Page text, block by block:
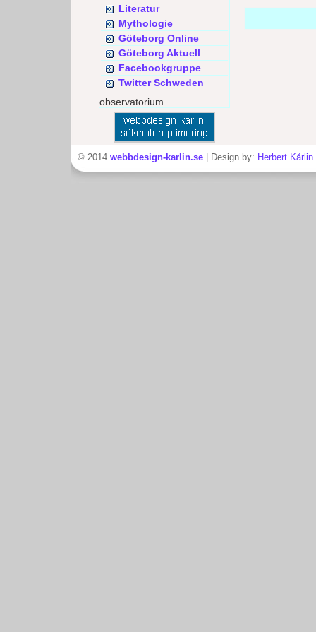
Literatur
Mythologie
Göteborg Online
Göteborg Aktuell
Facebookgruppe
Twitter Schweden
observatorium
© 2014 webbdesign-karlin.se | Design by: Herbert Kårlin